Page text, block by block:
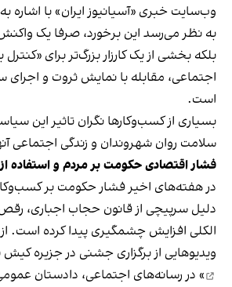
وب‌سایت خبری «آسیانیوز ایران» با اشاره
به نظر می‌رسد این برخورد، صرفا یک
بلکه بخشی از یک کارزار بزرگ‌تر برای
اجتماعی، مقابله با نمایش ثروت و اجرای
است.
بسیاری از کسب‌وکارها نگران تاثیر این
سلامت روان شهروندان و زندگی اجتماعی
فشار اقتصادی حکومت بر مردم و استفاده
در هفته‌های اخیر فشار حکومت بر
دلیل سرپیچی از قانون حجاب اجباری،
الکلی افزایش چشمگیری پیدا کرده است.
ویدیوهایی از برگزاری جشنی در جزیره کیش
» در رسانه‌های اجتماعی، دادستان